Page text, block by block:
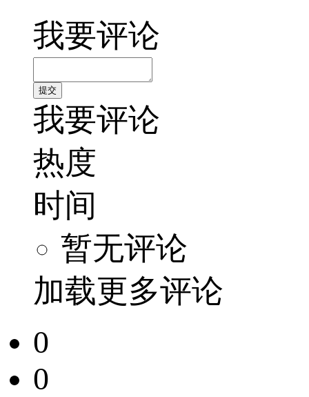
我要评论
我要评论
热度
时间
暂无评论
加载更多评论
0
0